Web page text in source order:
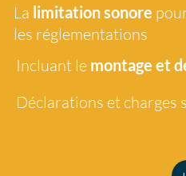
La limitation sonore
les réglementations
Incluant le montage et
Déclarations et charges